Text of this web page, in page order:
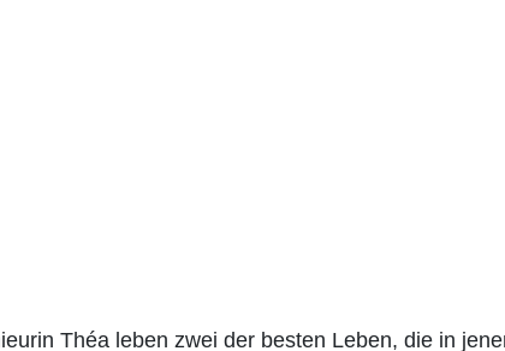
Théa leben zwei der besten Leben, die in